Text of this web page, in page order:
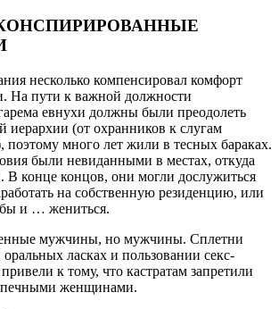
несколько компенсировал комфорт
На пути к важной должности
евнухи должны были преодолеть
иерархии (от охранников к слугам
много лет жили в тесных бараках.
были невиданными в местах, откуда
В конце концов, они могли дослужиться
на собственную резиденцию, или
и … жениться.
мужчины, но мужчины. Сплетни
оральных ласках и пользовании секс-
к тому, что кастратам запретили
женщинами.